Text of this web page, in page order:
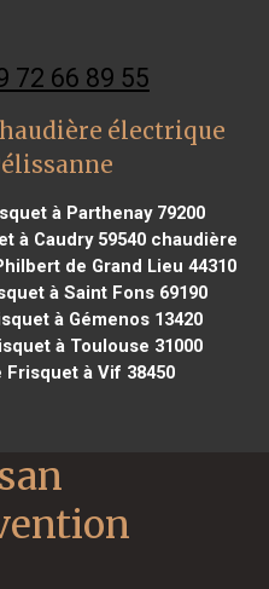
72 66 89 55
électrique
à Parthenay 79200
à Caudry 59540 chaudière
de Grand Lieu 44310
à Saint Fons 69190
à Gémenos 13420
à Toulouse 31000
à Vif 38450